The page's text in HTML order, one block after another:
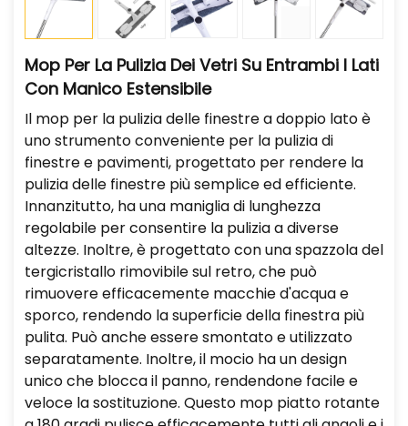
Mop Per La Pulizia Dei Vetri Su Entrambi I Lati
Con Manico Estensibile
Il mop per la pulizia delle finestre a doppio lato è
uno strumento conveniente per la pulizia di
finestre e pavimenti, progettato per rendere la
pulizia delle finestre più semplice ed efficiente.
Innanzitutto, ha una maniglia di lunghezza
regolabile per consentire la pulizia a diverse
altezze. Inoltre, è progettato con una spazzola del
tergicristallo rimovibile sul retro, che può
rimuovere efficacemente macchie d'acqua e
sporco, rendendo la superficie della finestra più
pulita. Può anche essere smontato e utilizzato
separatamente. Inoltre, il mocio ha un design
unico che blocca il panno, rendendone facile e
veloce la sostituzione. Questo mop piatto rotante